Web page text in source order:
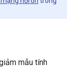
mẫu tính